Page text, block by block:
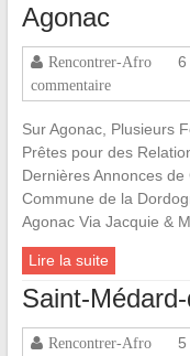
Agonac
Rencontrer-Afro 6
commentaire
Sur Agonac, Plusieurs
Prêtes pour des
Dernières Annonces
Commune de la
Agonac Via Jacquie &
Lire la suite
Saint-
Rencontrer-Afro